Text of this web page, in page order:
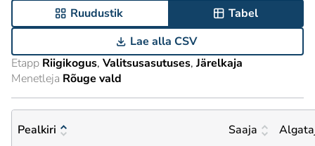
Ruudustik
Tabel
Lae alla CSV
Etapp Riigikogus Valitsusasutuses Järelkaja
Menetleja Rõuge vald
Pealkiri Saaja